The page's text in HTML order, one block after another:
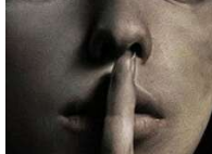
+28